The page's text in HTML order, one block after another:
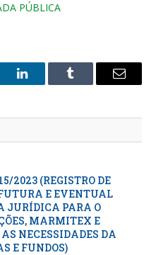
PÚBLICA
LinkedInTumblr
E-
2023 (REGISTRO DE
E EVENTUAL
JURÍDICA PARA O
MARMITEX E
NECESSIDADES DA
E FUNDOS)